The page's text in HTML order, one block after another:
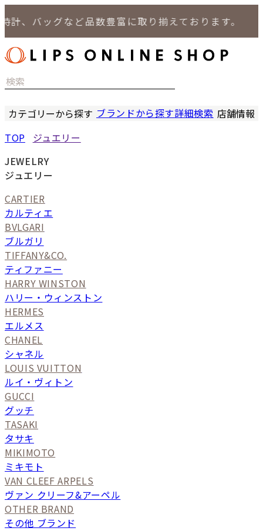
バッグなど品数豊富に取り揃えております。
カテゴリーから探す
バッグ
小物
ジュエリー
セール商品
特集
ブランドから探す詳細検索 店舗情報
TOP
ジュエリー
JEWELRY
ジュエリー
CARTIER
カルティエ
BVLGARI
ブルガリ
TIFFANY&CO.
ティファニー
HARRY WINSTON
ハリー・ウィンストン
HERMES
エルメス
CHANEL
シャネル
LOUIS VUITTON
ルイ・ヴィトン
GUCCI
グッチ
TASAKI
タサキ
MIKIMOTO
ミキモト
VAN CLEEF ARPELS
ヴァン クリーフ&アーペル
OTHER BRAND
その他 ブランド